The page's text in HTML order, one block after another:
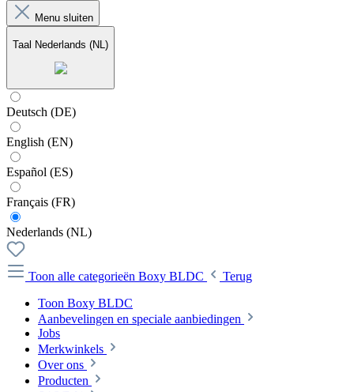
Menu sluiten
Taal Nederlands (NL)
Deutsch (DE)
English (EN)
Español (ES)
Français (FR)
Nederlands (NL)
Toon alle categorieën Boxy BLDC
Terug
Toon Boxy BLDC
Aanbevelingen en speciale aanbiedingen
Jobs
Merkwinkels
Over ons
Producten